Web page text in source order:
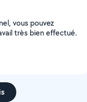
vous pouvez
très bien effectué.